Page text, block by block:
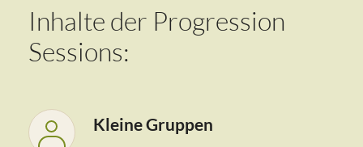
Inhalte der Progression
Sessions:
Kleine Gruppen